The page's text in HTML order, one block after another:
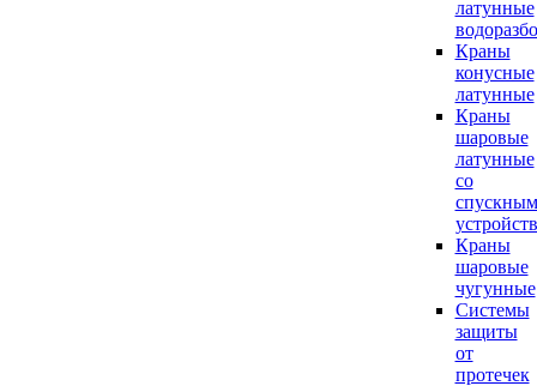
латунные
Краны
конусные
латунные
Краны
шаровые
латунные
со
спускным
Краны
шаровые
чугунные
Системы
защиты
от
протечек